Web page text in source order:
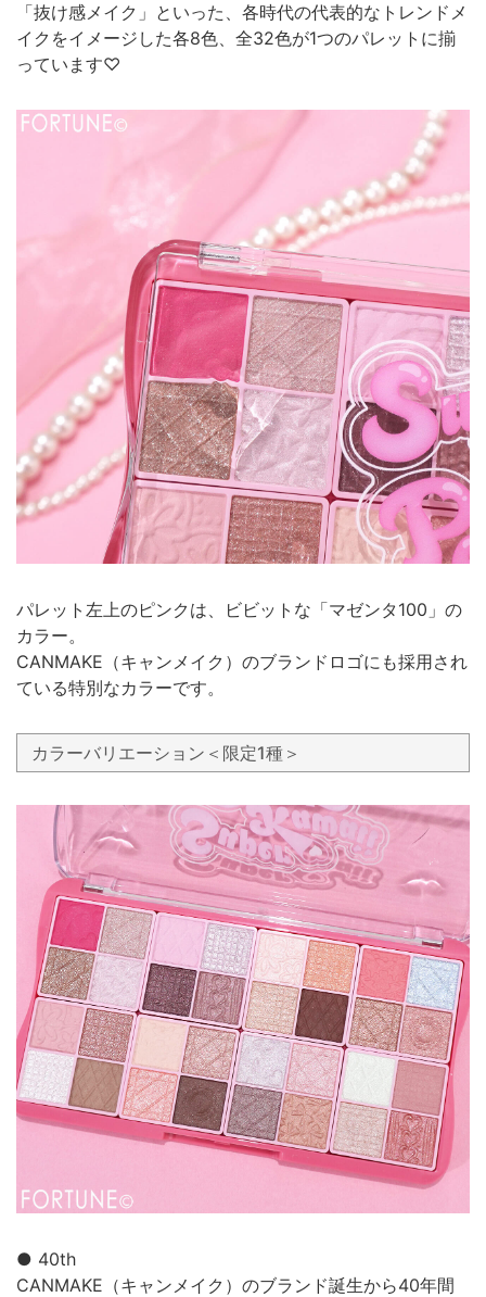
「抜け感メイク」といった、各時代の代表的なトレンドメ
イクをイメージした各8色、全32色が1つのパレットに揃
っています♡
パレット左上のピンクは、ビビットな「マゼンタ100」の
カラー。
CANMAKE（キャンメイク）のブランドロゴにも採用され
ている特別なカラーです。
カラーバリエーション＜限定1種＞
● 40th
CANMAKE（キャンメイク）のブランド誕生から40年間